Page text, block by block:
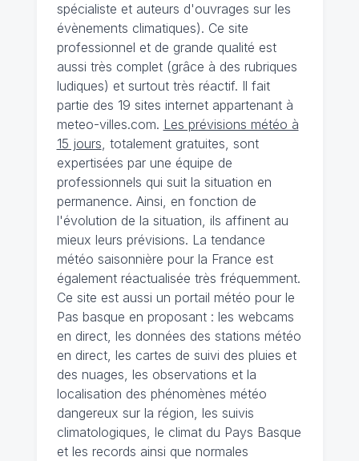
spécialiste et auteurs d'ouvrages sur les
évènements climatiques). Ce site
professionnel et de grande qualité est
aussi très complet (grâce à des rubriques
ludiques) et surtout très réactif. Il fait
partie des 19 sites internet appartenant à
meteo-villes.com. Les prévisions météo à
15 jours, totalement gratuites, sont
expertisées par une équipe de
professionnels qui suit la situation en
permanence. Ainsi, en fonction de
l'évolution de la situation, ils affinent au
mieux leurs prévisions. La tendance
météo saisonnière pour la France est
également réactualisée très fréquemment.
Ce site est aussi un portail météo pour le
Pas basque en proposant : les webcams
en direct, les données des stations météo
en direct, les cartes de suivi des pluies et
des nuages, les observations et la
localisation des phénomènes météo
dangereux sur la région, les suivis
climatologiques, le climat du Pays Basque
et les records ainsi que normales